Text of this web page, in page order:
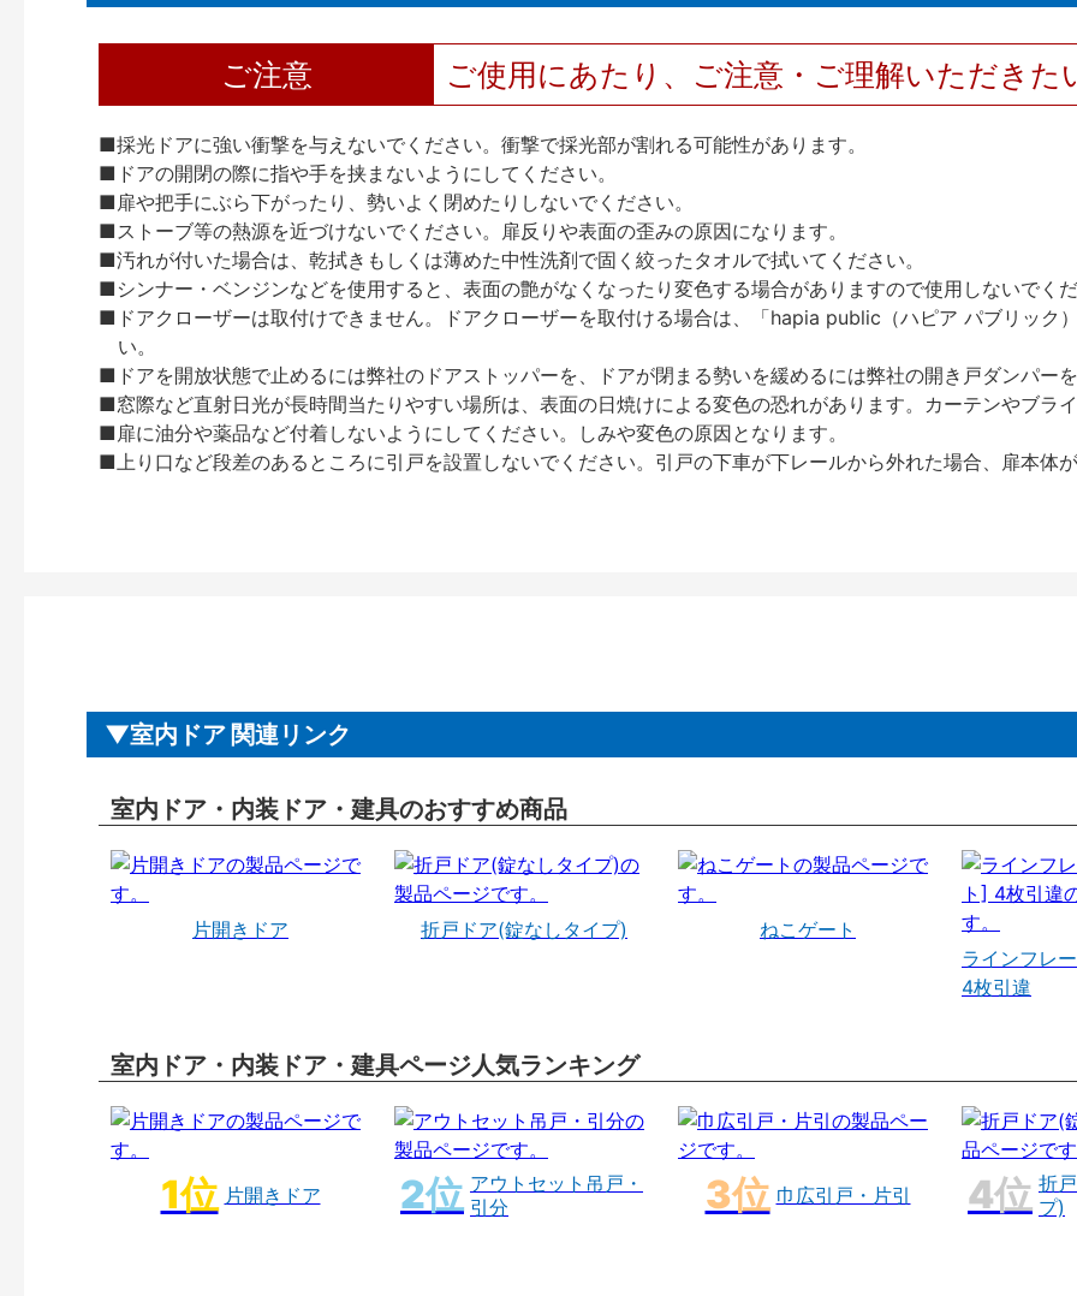
ご注意 ご使用にあたり、ご注意・ご理解いただきた
■採光ドアに強い衝撃を与えないでください。衝撃で採光部が割れる可能性があります。
■ドアの開閉の際に指や手を挟まないようにしてください。
■扉や把手にぶら下がったり、勢いよく閉めたりしないでください。
■ストーブ等の熱源を近づけないでください。扉反りや表面の歪みの原因になります。
■汚れが付いた場合は、乾拭きもしくは薄めた中性洗剤で固く絞ったタオルで拭いてください。
■シンナー・ベンジンなどを使用すると、表面の艶がなくなったり変色する場合がありますので使用しないでく
■ドアクローザーは取付けできません。ドアクローザーを取付ける場合は、「hapia public（ハピア パブリック
い。
■ドアを開放状態で止めるには弊社のドアストッパーを、ドアが閉まる勢いを緩めるには弊社の開き戸ダンパー
■窓際など直射日光が長時間当たりやすい場所は、表面の日焼けによる変色の恐れがあります。カーテンやブラ
■扉に油分や薬品など付着しないようにしてください。しみや変色の原因となります。
■上り口など段差のあるところに引戸を設置しないでください。引戸の下車が下レールから外れた場合、扉本体
室内ドア 関連リンク
室内ドア・内装ドア・建具のおすすめ商品
片開きドア 折戸ドア(錠なしタイプ)
ねこゲート
ラインフレ
4枚引違
室内ドア・内装ドア・建具ページ人気ランキング
片開きドア
アウトセット吊戸・
引分
巾広引戸・片引
折
プ)